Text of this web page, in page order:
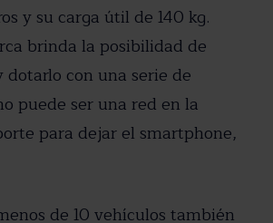
y su carga útil de 140 kg.
brinda la posibilidad de
dotarlo con una serie de
puede ser una red en la
para dejar el smartphone,
de 10 vehículos también